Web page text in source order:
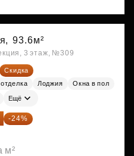
93.6м²
3 этаж, №309
Скидка
Лоджия Окна в пол
Ещё
-24%
м²